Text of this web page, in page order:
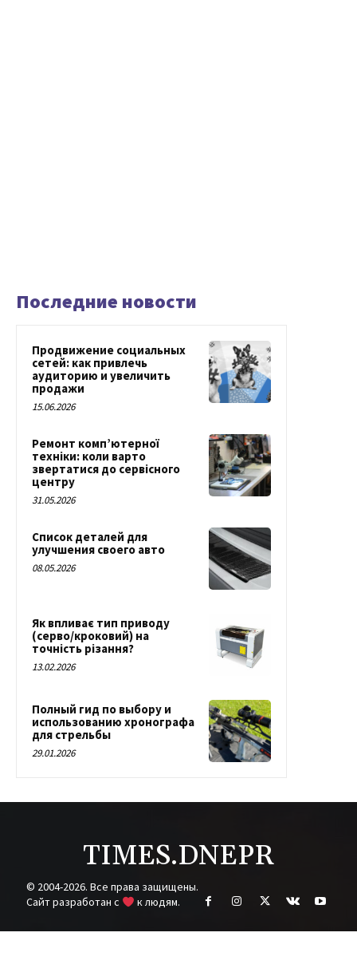
Последние новости
Продвижение социальных
сетей: как привлечь
аудиторию и увеличить
продажи
15.06.2026
Ремонт комп’ютерної
техніки: коли варто
звертатися до сервісного
центру
31.05.2026
Список деталей для
улучшения своего авто
08.05.2026
Як впливає тип приводу
(серво/кроковий) на
точність різання?
13.02.2026
Полный гид по выбору и
использованию хронографа
для стрельбы
29.01.2026
TIMES.DNEPR
© 2004-2026. Все права защищены.
Cайт разработан с
к людям.